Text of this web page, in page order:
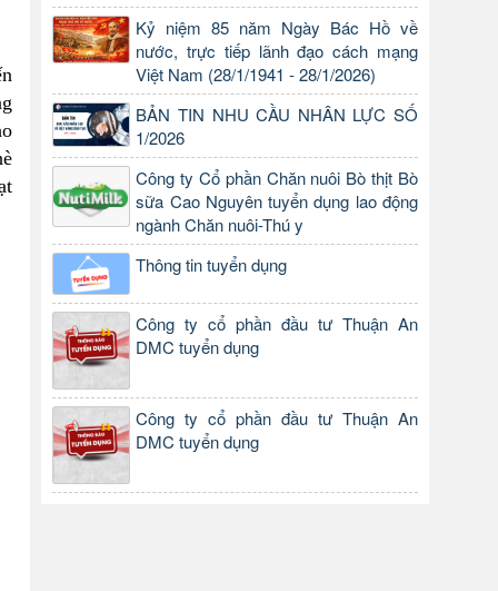
Kỷ niệm 85 năm Ngày Bác Hồ về
nước, trực tiếp lãnh đạo cách mạng
Việt Nam (28/1/1941 - 28/1/2026)
BẢN TIN NHU CẦU NHÂN LỰC SỐ
1/2026
Công ty Cổ phần Chăn nuôi Bò thịt Bò
sữa Cao Nguyên tuyển dụng lao động
ngành Chăn nuôi-Thú y
Thông tin tuyển dụng
Công ty cổ phần đầu tư Thuận An
DMC tuyển dụng
Công ty cổ phần đầu tư Thuận An
DMC tuyển dụng